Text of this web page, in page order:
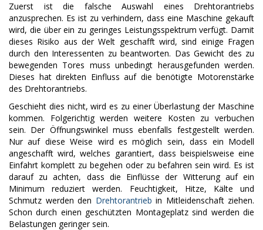
Zuerst ist die falsche Auswahl eines Drehtorantriebs
anzusprechen. Es ist zu verhindern, dass eine Maschine gekauft
wird, die über ein zu geringes Leistungsspektrum verfügt. Damit
dieses Risiko aus der Welt geschafft wird, sind einige Fragen
durch den Interessenten zu beantworten. Das Gewicht des zu
bewegenden Tores muss unbedingt herausgefunden werden.
Dieses hat direkten Einfluss auf die benötigte Motorenstärke
des Drehtorantriebs.
Geschieht dies nicht, wird es zu einer Überlastung der Maschine
kommen. Folgerichtig werden weitere Kosten zu verbuchen
sein. Der Öffnungswinkel muss ebenfalls festgestellt werden.
Nur auf diese Weise wird es möglich sein, dass ein Modell
angeschafft wird, welches garantiert, dass beispielsweise eine
Einfahrt komplett zu begehen oder zu befahren sein wird. Es ist
darauf zu achten, dass die Einflüsse der Witterung auf ein
Minimum reduziert werden. Feuchtigkeit, Hitze, Kälte und
Schmutz werden den Drehtorantrieb in Mitleidenschaft ziehen.
Schon durch einen geschützten Montageplatz sind werden die
Belastungen geringer sein.